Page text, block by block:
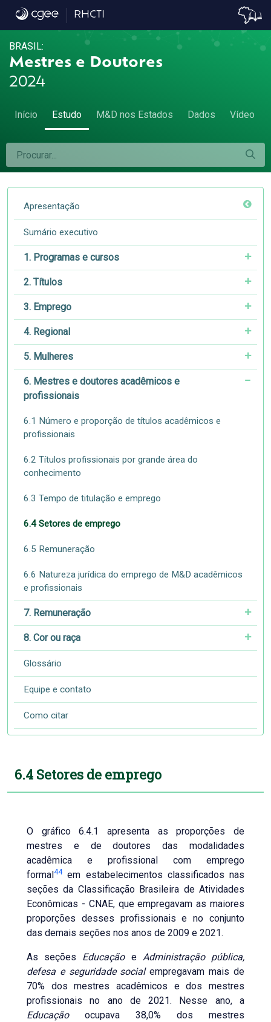
6.4 Setores de emprego - 6.4 Setores de
RHCTI
BRASIL:
Mestres e Doutores
2024
Início Estudo M&D nos Estados Dados Vídeo
Apresentação
Sumário executivo
1. Programas e cursos
2. Títulos
3. Emprego
4. Regional
5. Mulheres
6. Mestres e doutores acadêmicos e
profissionais
6.1 Número e proporção de títulos acadêmicos e
profissionais
6.2 Títulos profissionais por grande área do
conhecimento
6.3 Tempo de titulação e emprego
6.4 Setores de emprego
6.5 Remuneração
6.6 Natureza jurídica do emprego de M&D acadêmicos
e profissionais
7. Remuneração
8. Cor ou raça
Glossário
Equipe e contato
Como citar
6.4 Setores de emprego
O gráfico 6.4.1 apresenta as proporções de
mestres e de doutores das modalidades
acadêmica e profissional com emprego
formal44em estabelecimentos classificados nas
seções da Classificação Brasileira de Atividades
Econômicas - CNAE, que empregavam as maiores
proporções desses profissionais e no conjunto
das demais seções nos anos de 2009 e 2021.
As seções Educaçãoe Administração pública,
defesa e seguridade socialempregavam mais de
70% dos mestres acadêmicos e dos mestres
profissionais no ano de 2021. Nesse ano, a
Educaçãoocupava 38,0% dos mestres